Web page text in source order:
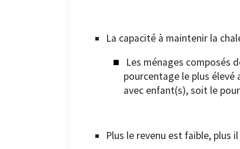
La capacité à maintenir la
Les ménages composés
pourcentage le plus élevé
avec enfant(s), soit le
Plus le revenu est faible, plus